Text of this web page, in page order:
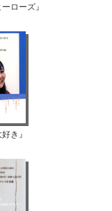
ローズ』
き』